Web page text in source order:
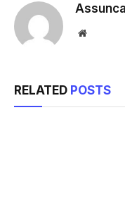
Website
RELATED POSTS